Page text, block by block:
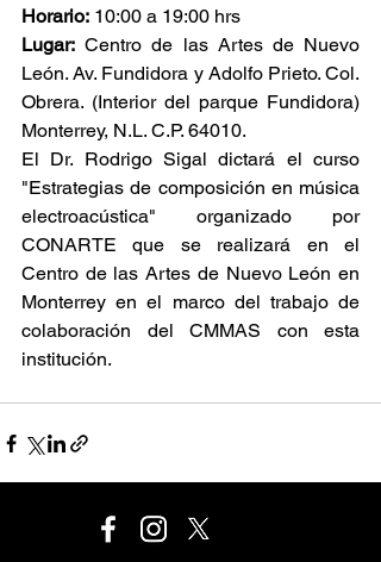
Horario: 10:00 a 19:00 hrs
Lugar: Centro de las Artes de Nuevo
León. Av. Fundidora y Adolfo Prieto. Col.
Obrera. (Interior del parque Fundidora)
Monterrey, N.L. C.P. 64010.
El Dr. Rodrigo Sigal dictará el curso
"Estrategias de composición en música
electroacústica" organizado por
CONARTE que se realizará en el
Centro de las Artes de Nuevo León en
Monterrey en el marco del trabajo de
colaboración del CMMAS con esta
institución.